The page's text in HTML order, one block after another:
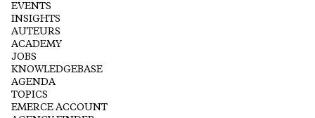
EVENTS
INSIGHTS
AUTEURS
ACADEMY
JOBS
KNOWLEDGEBASE
AGENDA
TOPICS
EMERCE ACCOUNT